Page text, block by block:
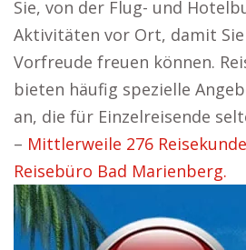
Sie, von der Flug- und
Aktivitäten vor Ort, damit
Vorfreude freuen können.
bieten häufig spezielle
an, die für Einzelreisende
– Mittlerweile 276
Reisebüro Bad Marienberg.